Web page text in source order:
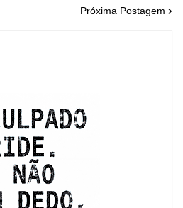
Próxima Postagem